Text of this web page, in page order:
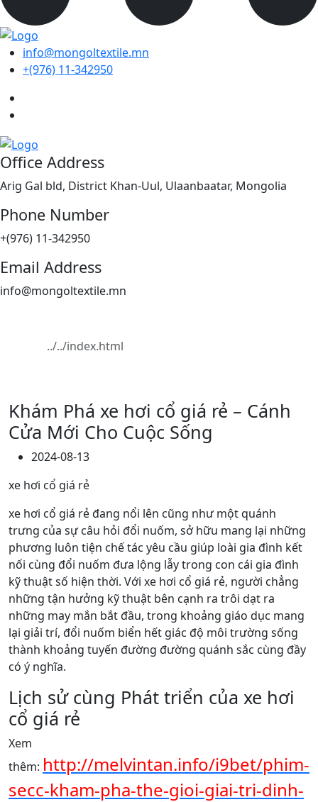
info@mongoltextile.mn
+(976) 11-342950
Office Address
Arig Gal bld, District Khan-Uul, Ulaanbaatar, Mongolia
Phone Number
+(976) 11-342950
Email Address
info@mongoltextile.mn
Khám Phá xe hơi cổ giá rẻ – Cánh
Cửa Mới Cho Cuộc Sống
2024-08-13
xe hơi cổ giá rẻ
xe hơi cổ giá rẻ đang nổi lên cũng như một quánh
trưng của sự câu hỏi đổi nuốm, sở hữu mang lại những
phương luôn tiện chế tác yêu cầu giúp loài gia đình kết
nối cùng đổi nuốm đưa lộng lẫy trong con cái gia đình
kỹ thuật số hiện thời. Với xe hơi cổ giá rẻ, người chẳng
những tận hưởng kỹ thuật bên cạnh ra trôi dạt ra
những may mắn bắt đầu, trong khoảng giáo dục mang
lại giải trí, đổi nuốm biển hết giác độ môi trường sống
thành khoảng tuyến đường đường quánh sắc cùng đầy
có ý nghĩa.
Lịch sử cùng Phát triển của xe hơi
cổ giá rẻ
Xem
thêm: http://melvintan.info/i9bet/phim-
secc-kham-pha-the-gioi-giai-tri-dinh-